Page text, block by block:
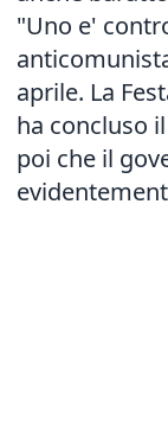
"Uno e'
aprile. La
ha concluso
poi che il